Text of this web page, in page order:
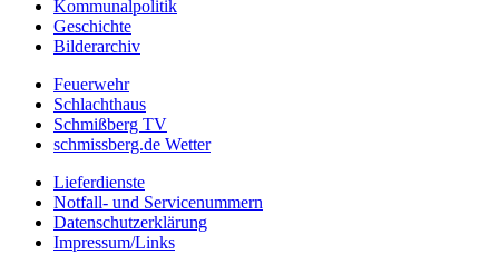
Kommunalpolitik
Geschichte
Bilderarchiv
Feuerwehr
Schlachthaus
Schmißberg TV
schmissberg.de Wetter
Lieferdienste
Notfall- und Servicenummern
Datenschutzerklärung
Impressum/Links